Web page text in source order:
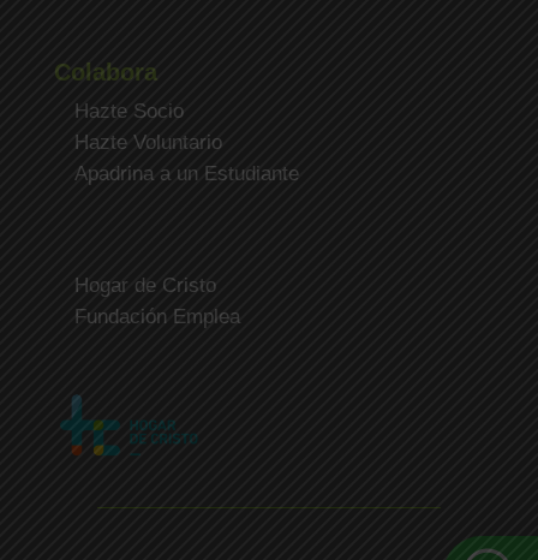
Colabora
Hazte Socio
Hazte Voluntario
Apadrina a un Estudiante
Hogar de Cristo
Fundación Emplea